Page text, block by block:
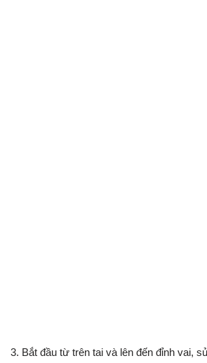
3. Bắt đầu từ trên tai và lên đến đỉnh vai,